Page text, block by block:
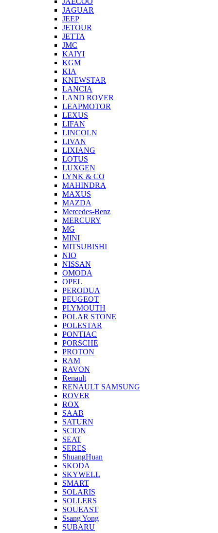
JAGUAR
JEEP
JETOUR
JETTA
JMC
KAIYI
KGM
KIA
KNEWSTAR
LANCIA
LAND ROVER
LEAPMOTOR
LEXUS
LIFAN
LINCOLN
LIVAN
LIXIANG
LOTUS
LUXGEN
LYNK & CO
MAHINDRA
MAXUS
MAZDA
Mercedes-Benz
MERCURY
MG
MINI
MITSUBISHI
NIO
NISSAN
OMODA
OPEL
PERODUA
PEUGEOT
PLYMOUTH
POLAR STONE
POLESTAR
PONTIAC
PORSCHE
PROTON
RAM
RAVON
Renault
RENAULT SAMSUNG
ROVER
ROX
SAAB
SATURN
SCION
SEAT
SERES
ShuangHuan
SKODA
SKYWELL
SMART
SOLARIS
SOLLERS
SOUEAST
Ssang Yong
SUBARU